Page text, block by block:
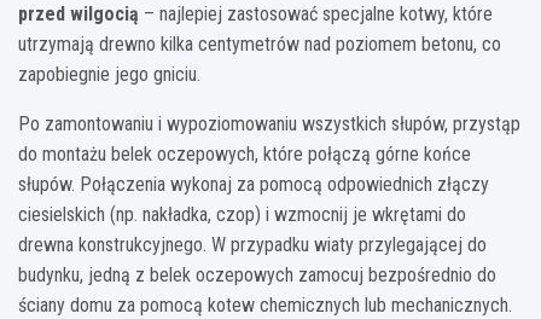
przed wilgocią – najlepiej zastosować specjalne kotwy, które
utrzymają drewno kilka centymetrów nad poziomem betonu, co
zapobiegnie jego gniciu.
Po zamontowaniu i wypoziomowaniu wszystkich słupów, przystąp
do montażu belek oczepowych, które połączą górne końce
słupów. Połączenia wykonaj za pomocą odpowiednich złączy
ciesielskich (np. nakładka, czop) i wzmocnij je wkrętami do
drewna konstrukcyjnego. W przypadku wiaty przylegającej do
budynku, jedną z belek oczepowych zamocuj bezpośrednio do
ściany domu za pomocą kotew chemicznych lub mechanicznych.